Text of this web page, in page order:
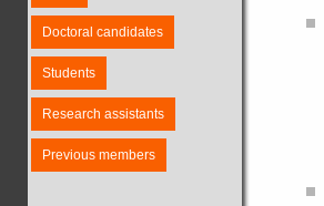
Doctoral candidates
Students
Research assistants
Previous members